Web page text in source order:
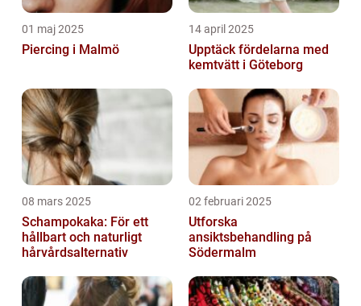
01 maj 2025
Piercing i Malmö
14 april 2025
Upptäck fördelarna med
kemtvätt i Göteborg
08 mars 2025
Schampokaka: För ett
hållbart och naturligt
hårvårdsalternativ
02 februari 2025
Utforska
ansiktsbehandling på
Södermalm